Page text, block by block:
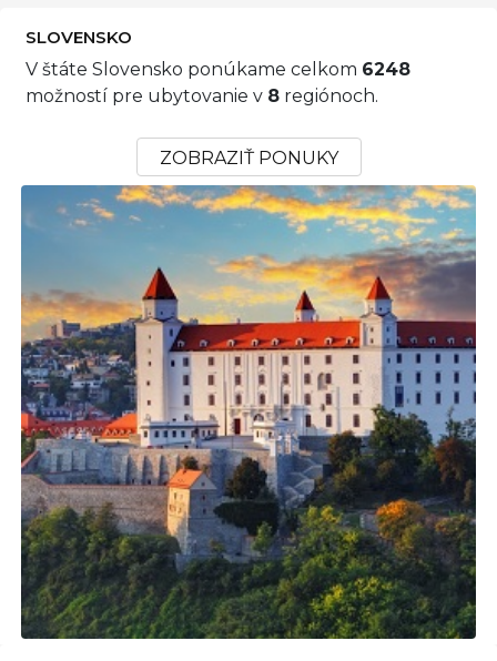
SLOVENSKO
V štáte Slovensko ponúkame celkom 6248
možností pre ubytovanie v 8 regiónoch.
ZOBRAZIŤ PONUKY